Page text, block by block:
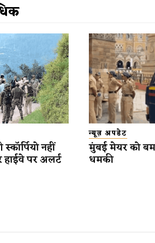
नहीं
हाईवे पर अलर्ट
न्यूज़ अपडेट
मुंबई मेयर को
धमकी